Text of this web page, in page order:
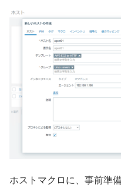
ホストマクロに、事前準